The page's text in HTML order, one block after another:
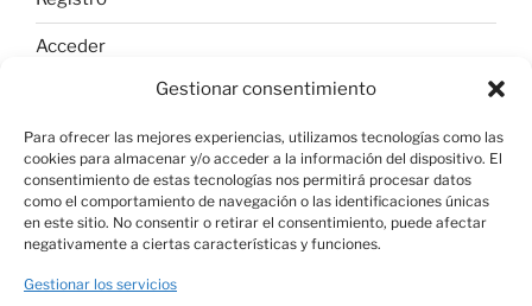
Gestionar consentimiento
Para ofrecer las mejores experiencias, utilizamos tecnologías como las
cookies para almacenar y/o acceder a la información del dispositivo. El
consentimiento de estas tecnologías nos permitirá procesar datos
como el comportamiento de navegación o las identificaciones únicas
en este sitio. No consentir o retirar el consentimiento, puede afectar
negativamente a ciertas características y funciones.
Gestionar los servicios
Acceder
Feed de entradas
Feed de comentarios
WordPress.org